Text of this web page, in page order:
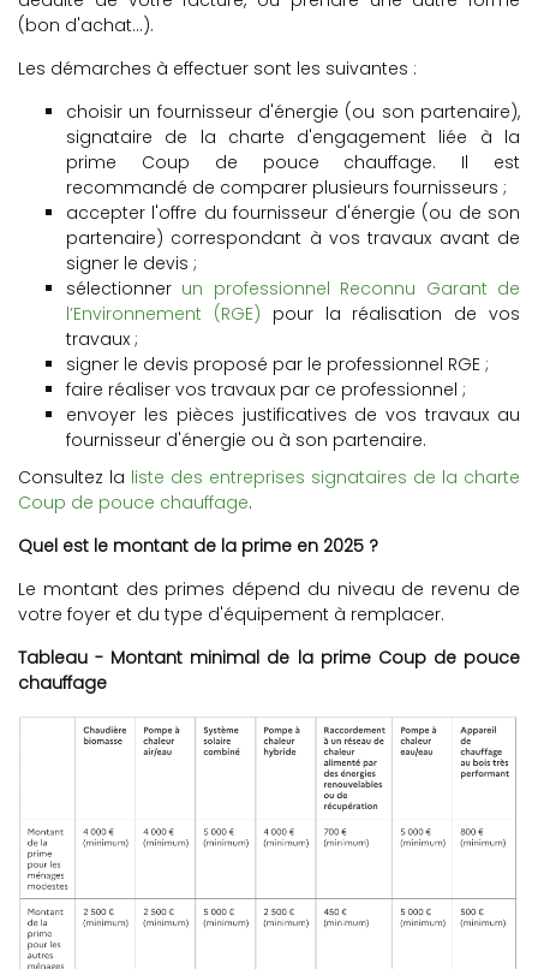
(bon d'achat...).
Les démarches à effectuer sont les suivantes :
choisir un fournisseur d'énergie (ou son partenaire),
signataire de la charte d'engagement liée à la
prime Coup de pouce chauffage. Il est
recommandé de comparer plusieurs fournisseurs ;
accepter l'offre du fournisseur d'énergie (ou de son
partenaire) correspondant à vos travaux avant de
signer le devis ;
sélectionner un professionnel Reconnu Garant de
l’Environnement (RGE) pour la réalisation de vos
travaux ;
signer le devis proposé par le professionnel RGE ;
faire réaliser vos travaux par ce professionnel ;
envoyer les pièces justificatives de vos travaux au
fournisseur d'énergie ou à son partenaire.
Consultez la liste des entreprises signataires de la charte
Coup de pouce chauffage.
Quel est le montant de la prime en 2025 ?
Le montant des primes dépend du niveau de revenu de
votre foyer et du type d'équipement à remplacer.
Tableau - Montant minimal de la prime Coup de pouce
chauffage